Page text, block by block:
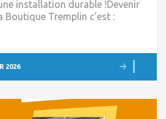
installation durable !Devenir
Boutique Tremplin c’est :
2026